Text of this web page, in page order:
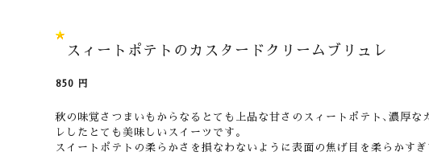
スィートポテトのカスタードクリームブリュレ
850 円
秋の味覚さつまいもからなるとても上品な甘さのスィートポテト､濃厚な
レしたとても美味しいスイーツです。
スイートポテトの柔らかさを損なわないように表面の焦げ目を柔らかす